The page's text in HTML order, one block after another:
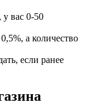
у вас 0-50
а количество
если ранее